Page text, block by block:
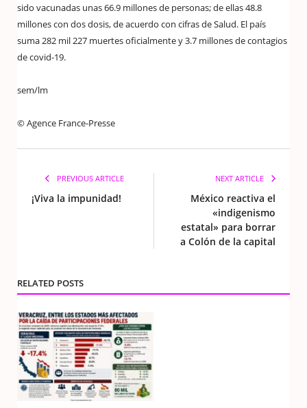
sido vacunadas unas 66.9 millones de personas; de ellas 48.8
millones con dos dosis, de acuerdo con cifras de Salud. El país
suma 282 mil 227 muertes oficialmente y 3.7 millones de contagios
de covid-19.
sem/lm
© Agence France-Presse
PREVIOUS ARTICLE
¡Viva la impunidad!
NEXT ARTICLE
México reactiva el
«indigenismo
estatal» para borrar
a Colón de la capital
RELATED POSTS